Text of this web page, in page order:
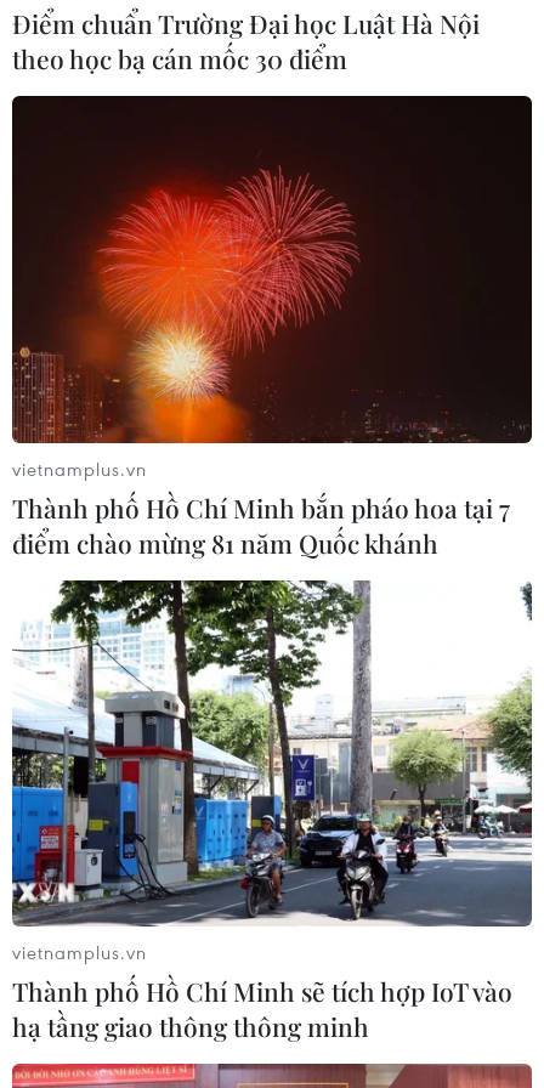
Anh công bố kết quả điều tra ban
Ba Lan thảo luận việc thành lập căn
cứ quân sự thường trực với Mỹ
06/08/2026 00:06
Liên hợp quốc: Xung đột Ukraine trải
05/08/2026 23:47
Xem thêm
CƠ QUAN CHỦ QUẢN: THÔNG TẤN XÃ VIỆT NAM
Tổng Biên tập: TRẦN TIẾN DUẨN
Phó Tổng Biên tập: NGUYỄN THỊ TÁM, KHÚC THANH
THỦY
Sở hữu trí tuệ
RSS
Hỗ trợ
Ngôn ngữ
TTXVN
Điểm chuẩn Trường Đại học Luật Hà Nội
theo học bạ cán mốc 30 điểm
vietnamplus.vn
Thành phố Hồ Chí Minh bắn pháo hoa tại 7
điểm chào mừng 81 năm Quốc khánh
vietnamplus.vn
Thành phố Hồ Chí Minh sẽ tích hợp IoT vào
hạ tầng giao thông thông minh